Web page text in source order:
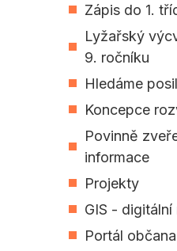
Zápis do 1.
Lyžařský
9. ročníku
Hledáme
Koncepce
Povinně
informace
Projekty
GIS - digitální
Portál občana